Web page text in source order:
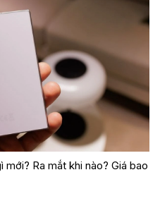
Ra mắt khi nào? Giá bao